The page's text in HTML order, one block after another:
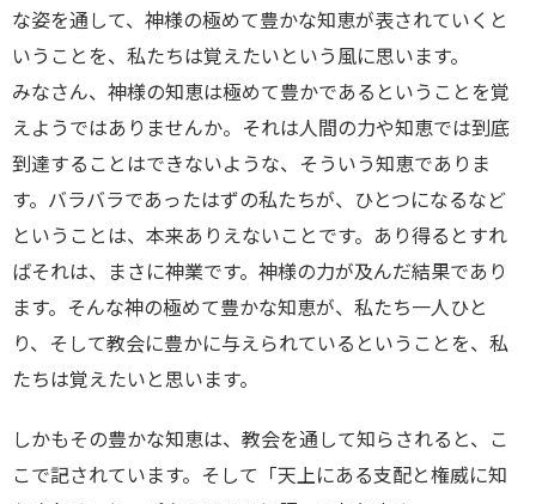
な姿を通して、神様の極めて豊かな知恵が表されていくと
いうことを、私たちは覚えたいという風に思います。
みなさん、神様の知恵は極めて豊かであるということを覚
えようではありませんか。それは人間の力や知恵では到底
到達することはできないような、そういう知恵でありま
す。バラバラであったはずの私たちが、ひとつになるなど
ということは、本来ありえないことです。あり得るとすれ
ばそれは、まさに神業です。神様の力が及んだ結果であり
ます。そんな神の極めて豊かな知恵が、私たち一人ひと
り、そして教会に豊かに与えられているということを、私
たちは覚えたいと思います。
しかもその豊かな知恵は、教会を通して知らされると、こ
こで記されています。そして「天上にある支配と権威に知